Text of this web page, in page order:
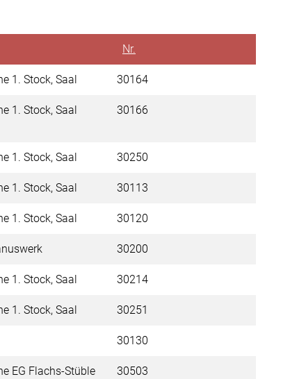
Nr.
1. Stock, Saal 30164
1. Stock, Saal 30166
1. Stock, Saal 30250
1. Stock, Saal 30113
1. Stock, Saal 30120
30200
1. Stock, Saal 30214
1. Stock, Saal 30251
30130
EG Flachs-Stüble 30503